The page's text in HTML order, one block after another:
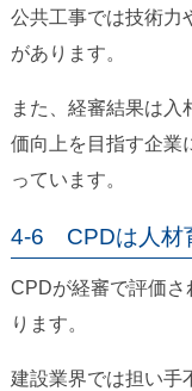
公共工事では技術力
があります。
また、経審結果は入
価向上を目指す企業
っています。
4-6 CPDは人材
CPDが経審で評価さ
ります。
建設業界では担い手